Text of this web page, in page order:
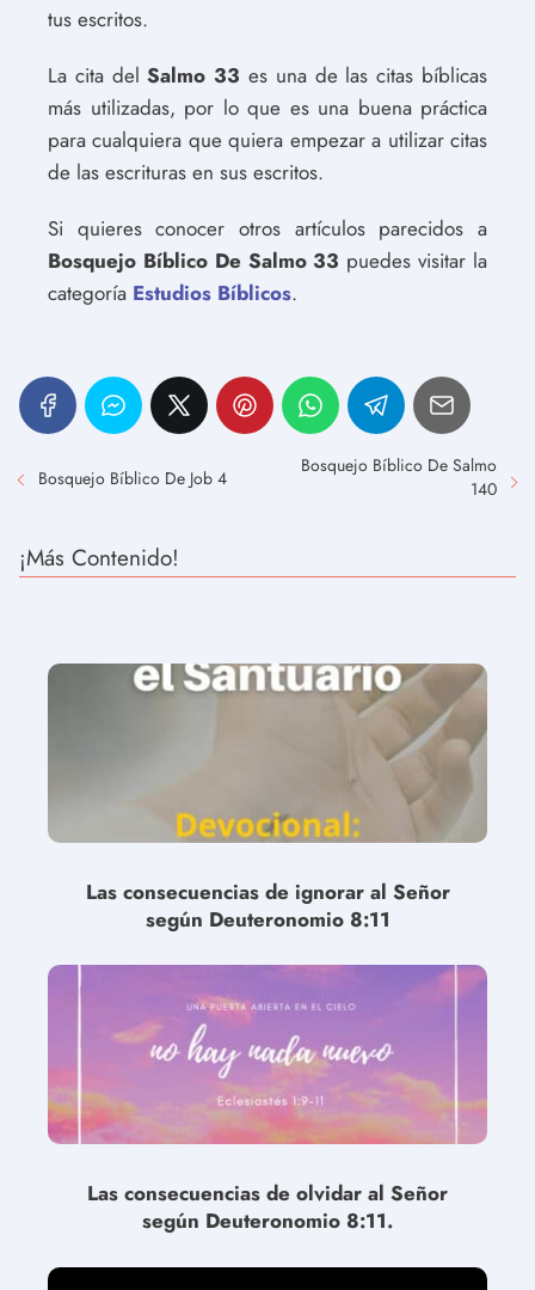
tus escritos.
La cita delSalmo 33 es una de las citas bíblicas
más utilizadas, por lo que es una buena práctica
para cualquiera que quiera empezar a utilizar citas
de las escrituras en sus escritos.
Si quieres conocer otros artículos parecidos a
Bosquejo Bíblico De Salmo 33 puedes visitar la
categoría Estudios Bíblicos.
Bosquejo Bíblico De Job 4
Bosquejo Bíblico De Salmo
140
¡Más Contenido!
Las consecuencias de ignorar al Señor
según Deuteronomio 8:11
Las consecuencias de olvidar al Señor
según Deuteronomio 8:11.